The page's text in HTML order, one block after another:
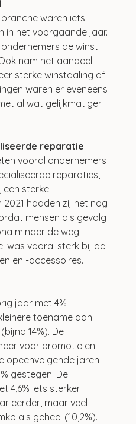
waren iets
in het voorgaande jaar.
de winst
nam het aandeel
sterke winstdaling af
waren er eveneens
al wat gelijkmatiger
reparatie
vooral ondernemers
reparaties,
een sterke
2021 hadden zij het nog
mensen als gevolg
minder de weg
was vooral sterk bij de
en -accessoires.
jaar met 4%
toename dan
14%). De
voor promotie en
opeenvolgende jaren
gestegen. De
4,6% iets sterker
eerder, maar veel
als geheel (10,2%).